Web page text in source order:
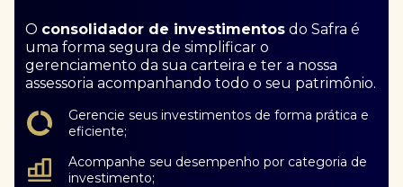
O consolidador de investimentos do Safra é
uma forma segura de simplificar o
gerenciamento da sua carteira e ter a nossa
assessoria acompanhando todo o seu patrimônio.
Gerencie seus investimentos de forma prática e
eficiente;
Acompanhe seu desempenho por categoria de
investimento;